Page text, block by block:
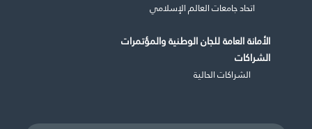
اتحاد جامعات العالم الإسلامي
الأمانة العامة للجان الوطنية والمؤتمرات
الشراكات
الشراكات الحالية